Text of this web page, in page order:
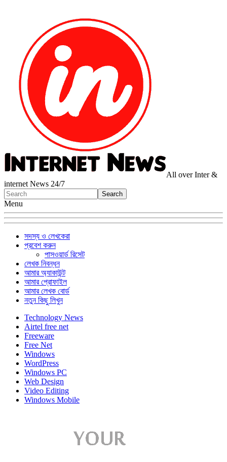
All over Inter &
internet News 24/7
Menu
সদস্য ও লেখকেরা
প্রবেশ করুন
পাসওয়ার্ড রিসেট
লেখক নিবন্ধন
আমার অ্যাকাউন্ট
আমার প্রোফাইল
আমার লেখক বোর্ড
নতুন কিছু লিখুন
Technology News
Airtel free net
Freeware
Free Net
Windows
WordPress
Windows PC
Web Design
Video Editing
Windows Mobile